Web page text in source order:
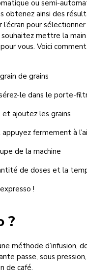
ou semi-
obtenez ainsi des
pour
souhaitez mettre la
vous. Voici
de grains
le dans le porte-
ajoutez les grains
fermement à
de la machine
de doses et la
!
?
méthode d’infusion,
passe, sous
de café.